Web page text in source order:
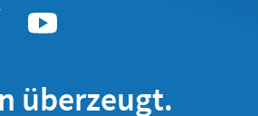
überzeugt.